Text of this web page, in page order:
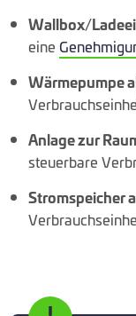
Wallbox/
eine
Wärmepumpe
Anlage zur
steuerbare
Stromspeicher